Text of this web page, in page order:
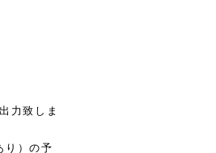
力致しま
）の予